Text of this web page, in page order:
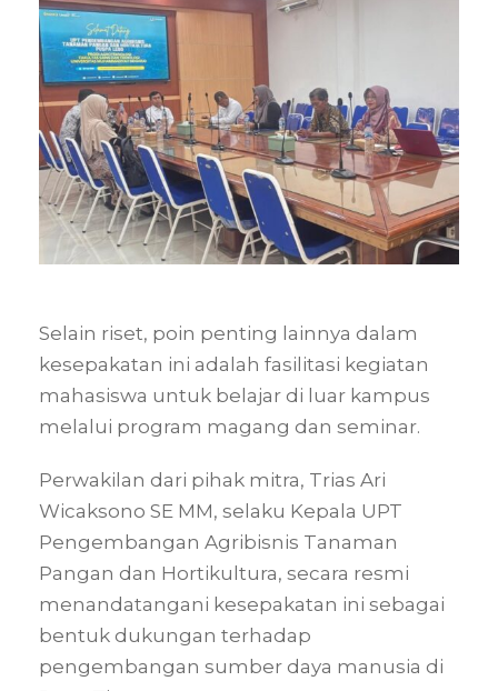
Selain riset, poin penting lainnya dalam
kesepakatan ini adalah fasilitasi kegiatan
mahasiswa untuk belajar di luar kampus
melalui program magang dan seminar.
Perwakilan dari pihak mitra, Trias Ari
Wicaksono SE MM, selaku Kepala UPT
Pengembangan Agribisnis Tanaman
Pangan dan Hortikultura, secara resmi
menandatangani kesepakatan ini sebagai
bentuk dukungan terhadap
pengembangan sumber daya manusia di